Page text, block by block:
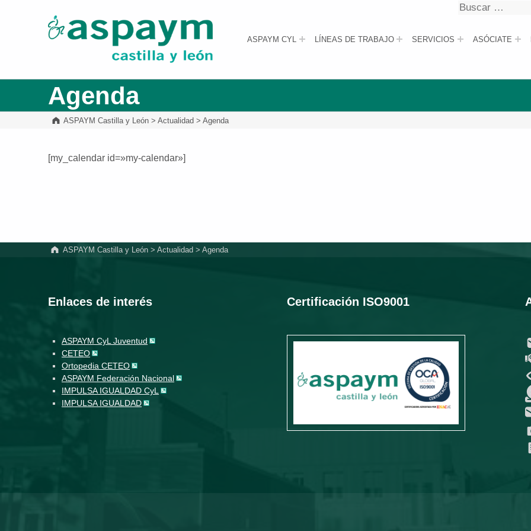
ASPAYM Castilla y León
ASPAYM CYL LÍNEAS DE TRABAJO SERVICIOS ASÓCIATE
Buscar
Agenda
ASPAYM Castilla y León >Actualidad >Agenda
[my_calendar id=»my-calendar»]
ASPAYM Castilla y León> Actualidad > Agenda
Enlaces de interés
ASPAYM CyL Juventud
CETEO
Ortopedia CETEO
ASPAYM Federación Nacional
IMPULSA IGUALDAD CyL
IMPULSA IGUALDAD
Certificación ISO9001